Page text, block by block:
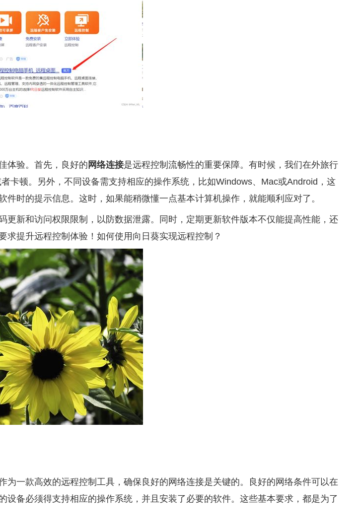
体验。首先，良好的网络连接是远程控制流畅性的重要保障。有时候，我们在外旅行
卡顿。另外，不同设备需支持相应的操作系统，比如Windows、Mac或Android，这
时的提示信息。这时，如果能稍微懂一点基本计算机操作，就能顺利应对了。
更新和访问权限限制，以防数据泄露。同时，定期更新软件版本不仅能提高性能，还
求提升远程控制体验！ 如何使用向日葵实现远程控制？
为一款高效的远程控制工具，确保良好的网络连接是关键的。良好的网络条件可以在
备必须得支持相应的操作系统，并且安装了必要的软件。这些基本要求，都是为了